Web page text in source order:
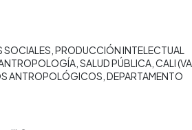
SOCIALES PRODUCCIÓN INTELECTUAL
SALUD PÚBLICA CALI
ANTROPOLÓGICOS DEPARTAMENTO